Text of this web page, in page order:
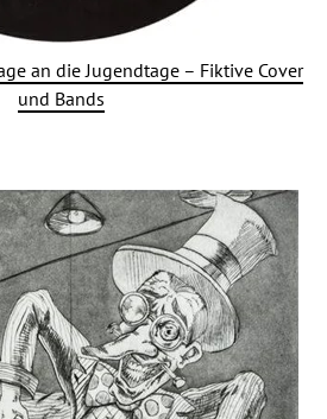
an die Jugendtage – Fiktive Cover
und Bands